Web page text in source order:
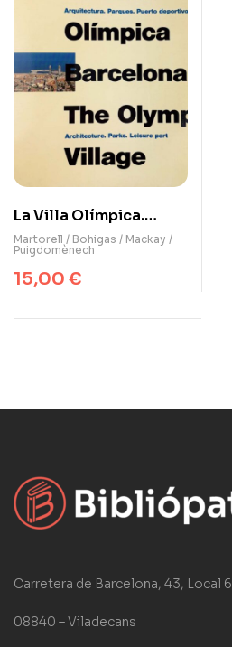
La Villa Olímpica.
Barcelona 92
Martorell / Bohigas / Mackay /
Puigdomènech
15,00 €
Carretera de Barcelona, 43, Local 6
08840 – Viladecans